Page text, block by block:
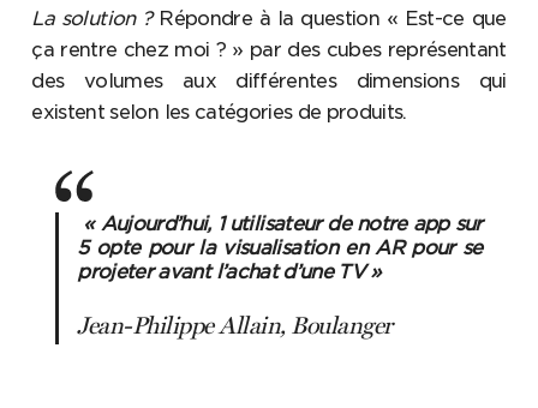
La solution ?Répondre à la question « Est-ce que
ça rentre chez moi ? » par des cubes représentant
des volumes aux différentes dimensions qui
existent selon les catégories de produits.
« Aujourd’hui, 1 utilisateur de notre app sur
5 opte pour la visualisation en AR pour se
projeter avant l’achat d’une TV »
Jean-Philippe Allain, Boulanger